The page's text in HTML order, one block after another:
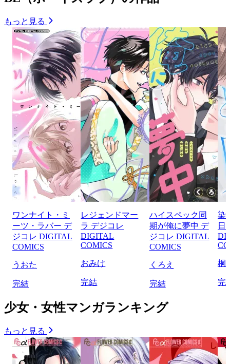
もっと見る
ワンナイト・ミ
ーツ・ラバー デ
ジコレ DIGITAL
COMICS
うおた
完結
レジェンドマー
ラ デジコレ
DIGITAL
COMICS
おみけ
完結
ハイスペック同
期が俺に夢中 デ
ジコレ DIGITAL
COMICS
くろえ
完結
染
日
桐
完
少女・女性マンガランキング
もっと見る